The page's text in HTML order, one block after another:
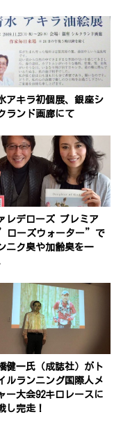
アキラ初個展、銀座シ
ランド画廊にて
レデローズ プレミア
ローズウォーター”で
ニク臭や加齢臭を一
健一氏（成誌社）がト
ルランニング国際人メ
ー大会92キロレースに
し完走！